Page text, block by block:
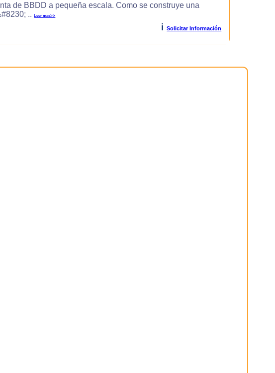
de BBDD a pequeña escala. Como se construye una
..Leer mas>>
i Solicitar Información